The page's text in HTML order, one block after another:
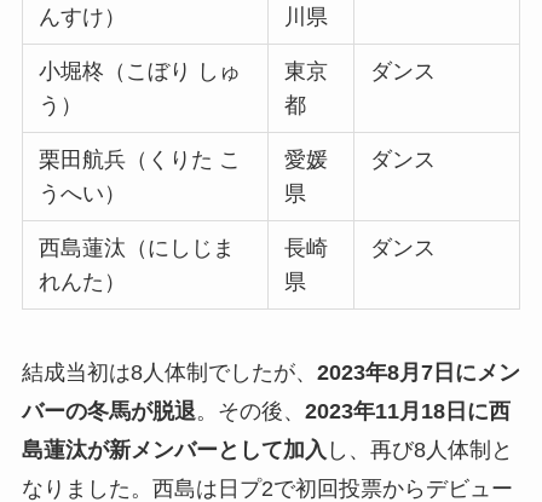
んすけ）
川県
小堀柊（こぼり しゅ
う）
東京
都
ダンス
栗田航兵（くりた こ
うへい）
愛媛
県
ダンス
西島蓮汰（にしじま
れんた）
長崎
県
ダンス
結成当初は8人体制でしたが、 2023年8月7日にメン
バーの冬馬が脱退。その後、 2023年11月18日に西
島蓮汰が新メンバーとして加入 し、再び8人体制と
なりました。西島は日プ2で初回投票からデビュー